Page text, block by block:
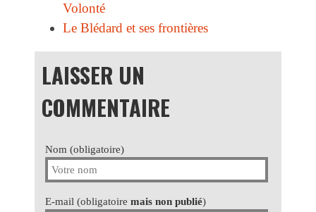
Volonté
Le Blédard et ses frontières
LAISSER UN
COMMENTAIRE
Nom (obligatoire)
E-mail (obligatoire mais non publié)